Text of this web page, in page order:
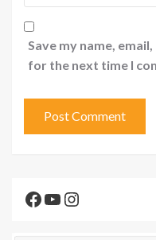
Save my name,
for the next time I
Facebook
YouTube
Instagram